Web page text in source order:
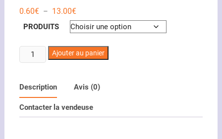
0.60€ – 13.00€Plage
prix :
0.60€
13.00€
PRODUITS
quantité
de
à
doudou
personnalisable
Ajouter au panier
Description Avis (0)
Contacter la vendeuse